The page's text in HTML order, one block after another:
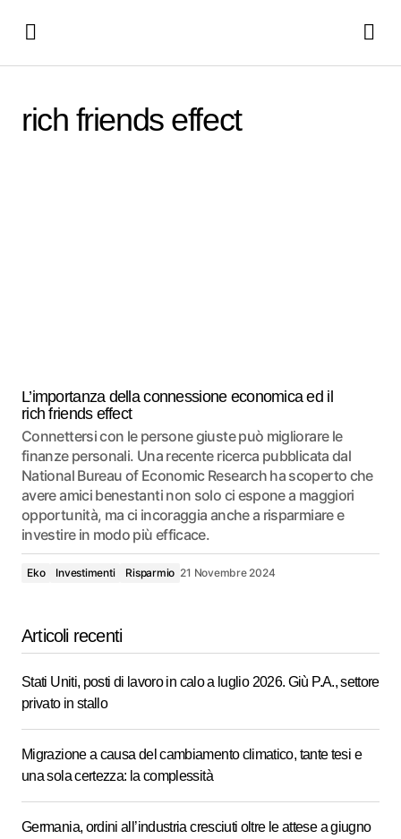
rich friends effect
L’importanza della connessione economica ed il
rich friends effect
Connettersi con le persone giuste può migliorare le
finanze personali. Una recente ricerca pubblicata dal
National Bureau of Economic Research ha scoperto che
avere amici benestanti non solo ci espone a maggiori
opportunità, ma ci incoraggia anche a risparmiare e
investire in modo più efficace.
Eko Investimenti Risparmio 21 Novembre 2024
Articoli recenti
Stati Uniti, posti di lavoro in calo a luglio 2026. Giù P.A., settore
privato in stallo
Migrazione a causa del cambiamento climatico, tante tesi e
una sola certezza: la complessità
Germania, ordini all’industria cresciuti oltre le attese a giugno